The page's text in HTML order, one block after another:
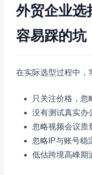
外贸企业选
容易踩的坑
在实际选型过程中，
只关注价格，忽
没有测试真实办
忽略视频会议质
忽略IP与账号稳
低估跨境高峰期